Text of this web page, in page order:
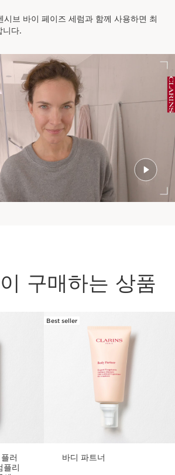
시브 바이 페이즈 세럼과 함께 사용하면 최
니다.
구매하는 상품
러
플리
Best seller
바디 파트너